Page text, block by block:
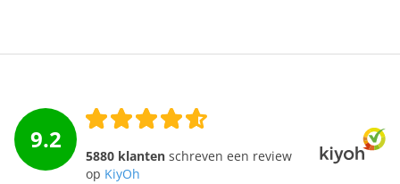
9.2
5880 klanten schreven een review
op KiyOh